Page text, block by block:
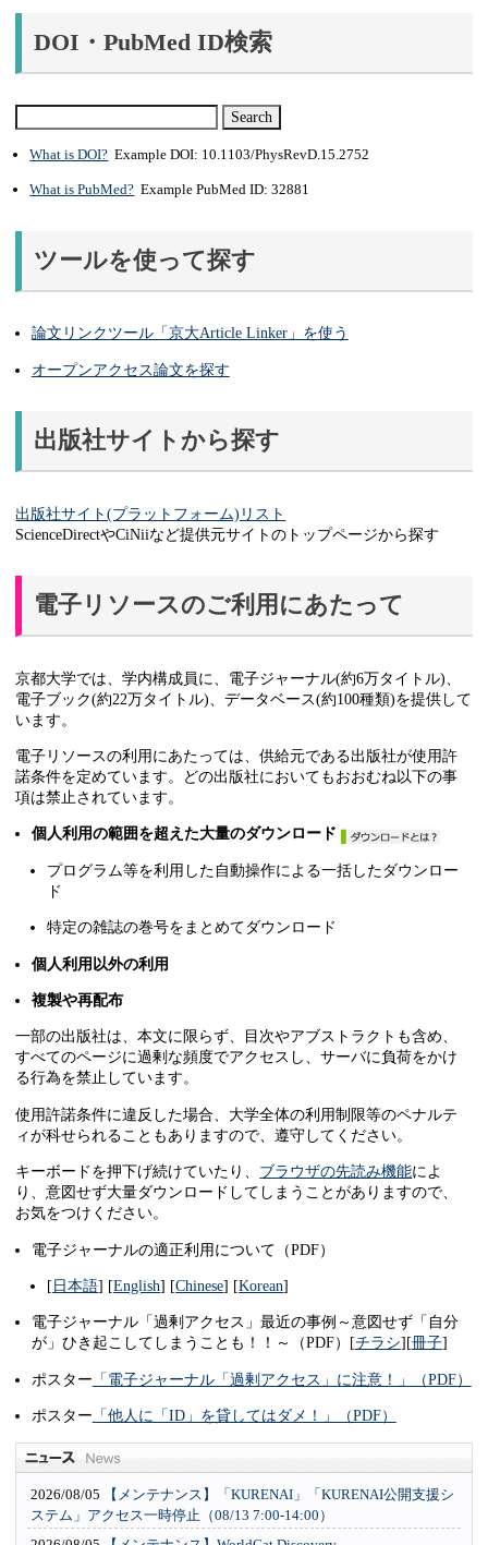
DOI・PubMed ID検索
What is DOI? Example DOI: 10.1103/PhysRevD.15.2752
What is PubMed? Example PubMed ID: 32881
ツールを使って探す
論文リンクツール「京大Article Linker」を使う
オープンアクセス論文を探す
出版社サイトから探す
出版社サイト(プラットフォーム)リスト
ScienceDirectやCiNiiなど提供元サイトのトップページから探す
電子リソースのご利用にあたって
京都大学では、学内構成員に、電子ジャーナル(約6万タイトル)、
電子ブック(約22万タイトル)、データベース(約100種類)を提供して
います。
電子リソースの利用にあたっては、供給元である出版社が使用許
諾条件を定めています。どの出版社においてもおおむね以下の事
項は禁止されています。
個人利用の範囲を超えた大量のダウンロード
プログラム等を利用した自動操作による一括したダウンロー
ド
特定の雑誌の巻号をまとめてダウンロード
個人利用以外の利用
複製や再配布
一部の出版社は、本文に限らず、目次やアブストラクトも含め、
すべてのページに過剰な頻度でアクセスし、サーバに負荷をかけ
る行為を禁止しています。
使用許諾条件に違反した場合、大学全体の利用制限等のペナルテ
ィが科せられることもありますので、遵守してください。
キーボードを押下げ続けていたり、 ブラウザの先読み機能によ
り、意図せず大量ダウンロードしてしまうことがありますので、
お気をつけください。
電子ジャーナルの適正利用について（PDF）
[日本語] [English] [Chinese] [Korean]
電子ジャーナル「過剰アクセス」最近の事例～意図せず「自分
が」ひき起こしてしまうことも！！～（PDF）[チラシ][冊子]
ポスター 「電子ジャーナル「過剰アクセス」に注意！」（PDF）
ポスター 「他人に「ID」を貸してはダメ！」（PDF）
2026/08/05
【メンテナンス】「KURENAI」「KURENAI公開支援シ
ステム」アクセス一時停止（08/13 7:00-14:00）